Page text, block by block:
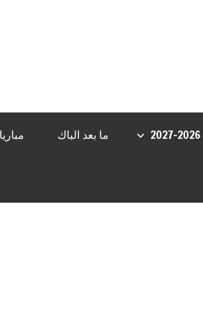
ما بعد الباك